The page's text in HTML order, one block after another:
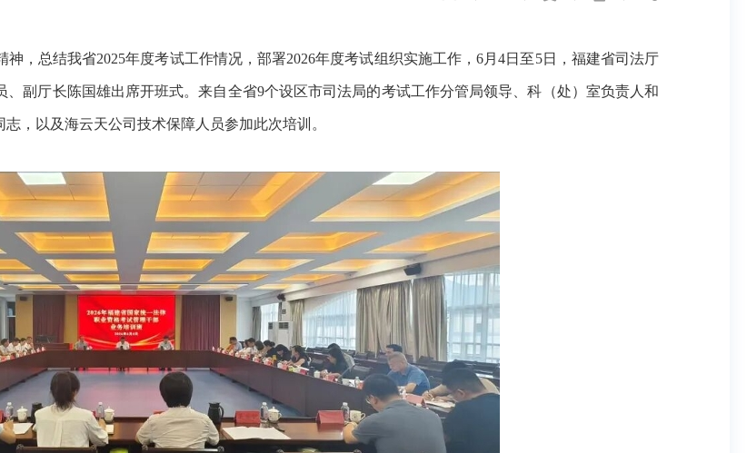
，总结我省2025年度考试工作情况，部署2026年度考试组织实施工作，6月4日至5日，福建省司法厅
副厅长陈国雄出席开班式。来自全省9个设区市司法局的考试工作分管局领导、科（处）室负责人和
，以及海云天公司技术保障人员参加此次培训。